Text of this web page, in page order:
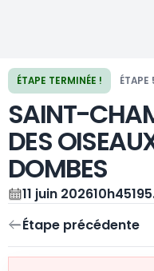
ÉTAPE TERMINÉE ! ÉTAPE
SAINT-
DES
DOMBES
11 juin 202610h45
Étape précédente